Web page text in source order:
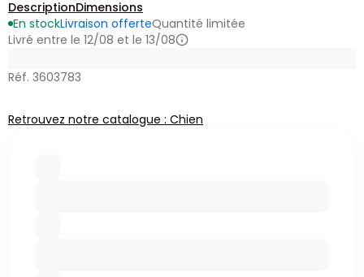
DescriptionDimensions
En stockLivraison offerteQuantité limitée
Livré entre le 12/08 et le 13/08
Réf. 3603783
Retrouvez notre catalogue : Chien